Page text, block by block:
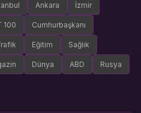
Ankara İzmir
100 Cumhurbaşkanı
Eğitim Sağlık
Dünya ABD Rusya